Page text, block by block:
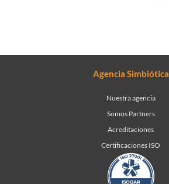
Agencia Simbiótica
Nuestra agencia
Somos Partners
Acreditaciones
Certificaciones ISO